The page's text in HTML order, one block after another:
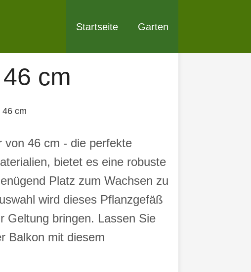
Startseite Garten
cm
cm
von 46 cm - die perfekte
bietet es eine robuste
Platz zum Wachsen zu
wird dieses Pflanzgefäß
Geltung bringen. Lassen Sie
Balkon mit diesem